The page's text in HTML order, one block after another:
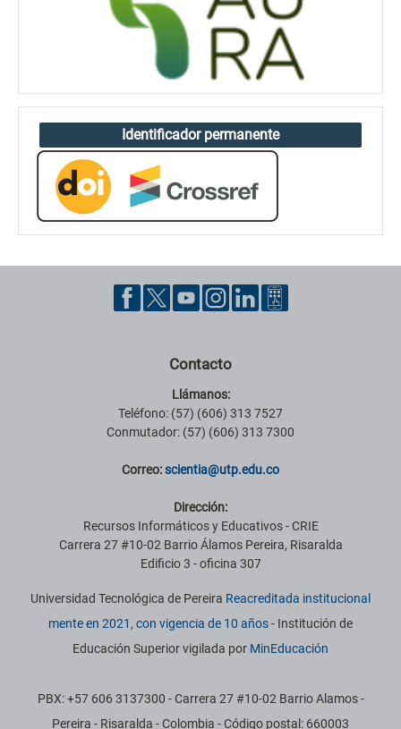
Identificador permanente
Contacto
Llámanos:
Teléfono: (57) (606) 313 7527
Conmutador: (57) (606) 313 7300
Correo:scientia@utp.edu.co
Dirección:
Recursos Informáticos y Educativos - CRIE
Carrera 27 #10-02 Barrio Álamos Pereira, Risaralda
Edificio 3 - oficina 307
Universidad Tecnológica de Pereira Reacreditada institucional
mente en 2021, con vigencia de 10 años- Institución de
Educación Superior vigilada por MinEducación
PBX: +57 606 3137300 - Carrera 27 #10-02 Barrio Alamos -
Pereira - Risaralda - Colombia - Código postal: 660003